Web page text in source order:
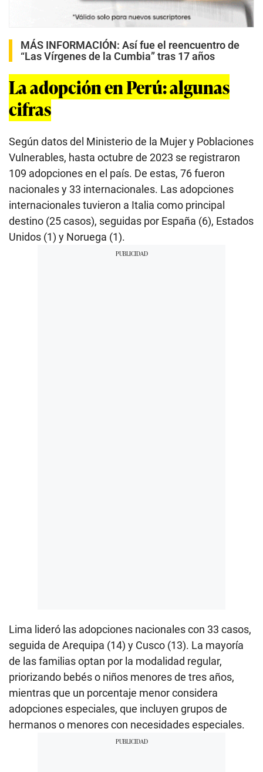
MÁS INFORMACIÓN: Así fue el reencuentro de
“Las Vírgenes de la Cumbia” tras 17 años
La adopción en Perú: algunas
cifras
Según datos del Ministerio de la Mujer y Poblaciones
Vulnerables, hasta octubre de 2023 se registraron
109 adopciones en el país. De estas, 76 fueron
nacionales y 33 internacionales. Las adopciones
internacionales tuvieron a Italia como principal
destino (25 casos), seguidas por España (6), Estados
Unidos (1) y Noruega (1).
Lima lideró las adopciones nacionales con 33 casos,
seguida de Arequipa (14) y Cusco (13). La mayoría
de las familias optan por la modalidad regular,
priorizando bebés o niños menores de tres años,
mientras que un porcentaje menor considera
adopciones especiales, que incluyen grupos de
hermanos o menores con necesidades especiales.